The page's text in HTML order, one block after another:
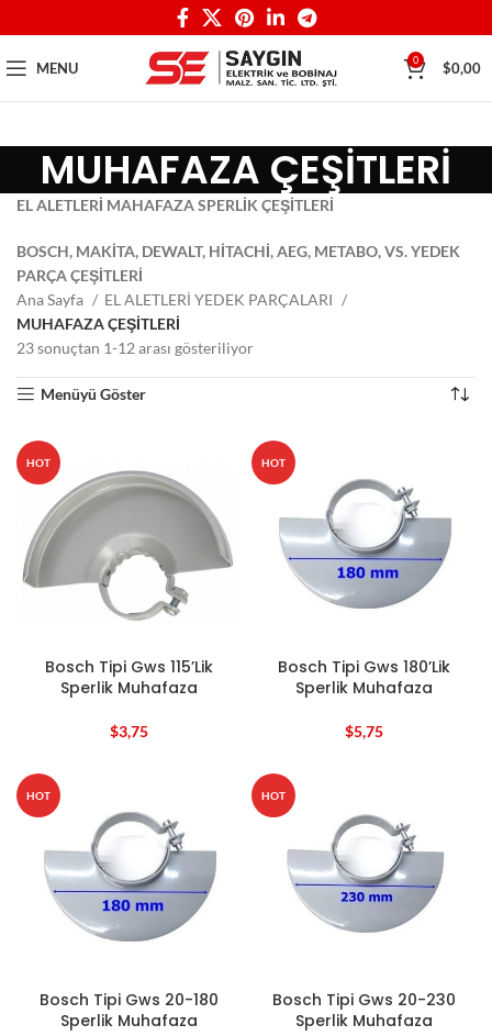
MENU 0 $0,00
MUHAFAZA ÇEŞİTLERİ
EL ALETLERİ MAHAFAZA SPERLİK ÇEŞİTLERİ
BOSCH, MAKİTA, DEWALT, HİTACHİ, AEG, METABO, VS. YEDEK
PARÇA ÇEŞİTLERİ
Ana Sayfa
EL ALETLERİ YEDEK PARÇALARI
MUHAFAZA ÇEŞİTLERİ
23 sonuçtan 1-12 arası gösteriliyor
Menüyü Göster
HOT
Bosch Tipi Gws 115’Lik
Sperlik Muhafaza
$3,75
HOT
Bosch Tipi Gws 180’Lik
Sperlik Muhafaza
$5,75
HOT
Bosch Tipi Gws 20-180
Sperlik Muhafaza
HOT
Bosch Tipi Gws 20-230
Sperlik Muhafaza